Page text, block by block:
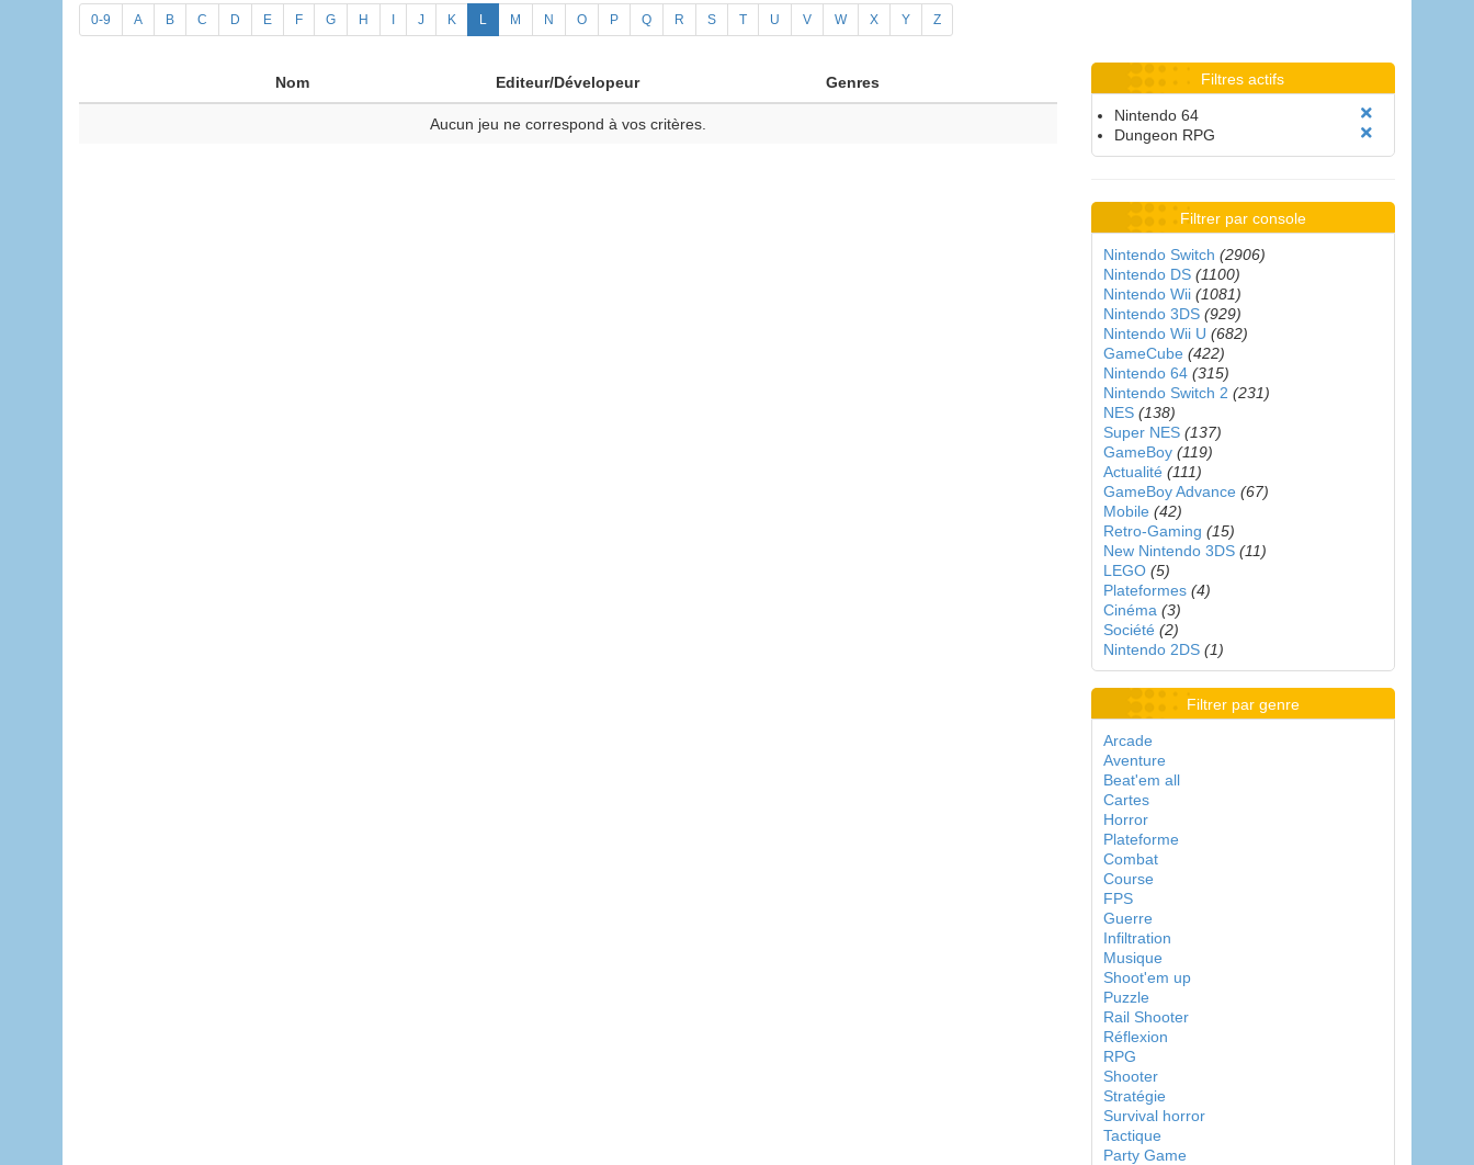
0-9 A B C D E F G H J K L M N O P Q R S T U V W X Y Z
Nom Editeur/Dévelopeur Genres
Aucun jeu ne correspond à vos critères.
Filtres actifs
Nintendo 64
Dungeon RPG
Filtrer par console
Nintendo Switch (2906)
Nintendo DS (1100)
Nintendo Wii (1081)
Nintendo 3DS (929)
Nintendo Wii U (682)
GameCube (422)
Nintendo 64 (315)
Nintendo Switch 2 (231)
NES (138)
Super NES (137)
GameBoy (119)
Actualité (111)
GameBoy Advance (67)
Mobile (42)
Retro-Gaming (15)
New Nintendo 3DS (11)
LEGO (5)
Plateformes (4)
Cinéma (3)
Société (2)
Nintendo 2DS (1)
Filtrer par genre
Arcade
Aventure
Beat'em all
Cartes
Horror
Plateforme
Combat
Course
FPS
Guerre
Infiltration
Musique
Shoot'em up
Puzzle
Rail Shooter
Réflexion
RPG
Shooter
Stratégie
Survival horror
Tactique
Party Game